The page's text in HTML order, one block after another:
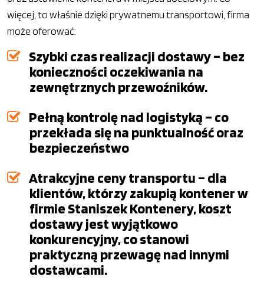
więcej, to właśnie dzięki prywatnemu transportowi, firma
może oferować:
Szybki czas realizacji dostawy – bez
konieczności oczekiwania na
zewnętrznych przewoźników.
Pełną kontrolę nad logistyką – co
przekłada się na punktualność oraz
bezpieczeństwo
Atrakcyjne ceny transportu – dla
klientów, którzy zakupią kontener w
firmie Staniszek Kontenery, koszt
dostawy jest wyjątkowo
konkurencyjny, co stanowi
praktyczną przewagę nad innymi
dostawcami.